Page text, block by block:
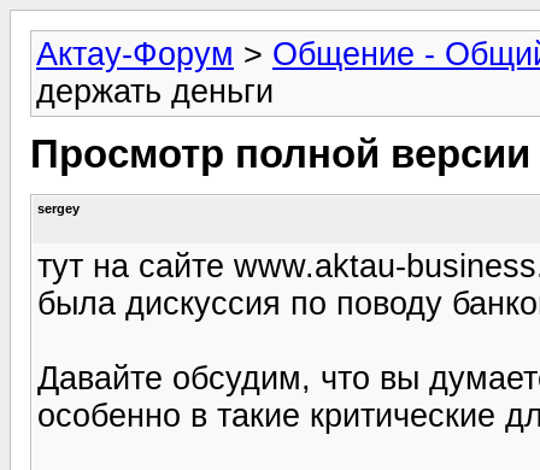
Актау-Форум > Общение -
держать деньги
Просмотр полной
sergey
тут на сайте www.aktau-
была дискуссия по поводу
Давайте обсудим, что вы
особенно в такие критические